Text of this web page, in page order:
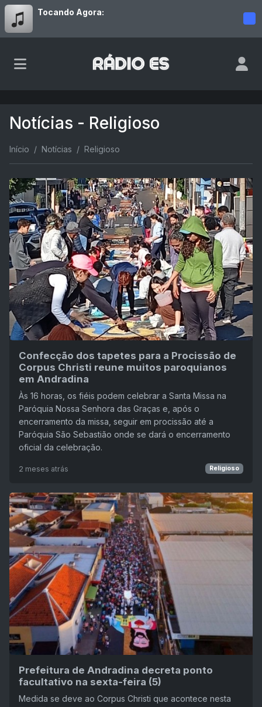
Tocando Agora:
Notícias - Religioso
Início Notícias Religioso
Confecção dos tapetes para a Procissão de
Corpus Christi reune muitos paroquianos
em Andradina
Às 16 horas, os fiéis podem celebrar a Santa Missa na
Paróquia Nossa Senhora das Graças e, após o
encerramento da missa, seguir em procissão até a
Paróquia São Sebastião onde se dará o encerramento
oficial da celebração.
2 meses atrás Religioso
Prefeitura de Andradina decreta ponto
facultativo na sexta-feira (5)
Medida se deve ao Corpus Christi que acontece nesta